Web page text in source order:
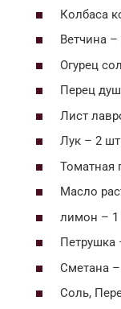
Колбаса
Ветчина –
Огурец
Перец
Лист
Лук – 2
Томатная
Масло
лимон – 1
Петрушка
Сметана –
Соль,